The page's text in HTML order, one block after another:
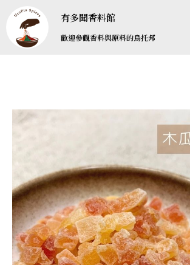
有多聞香料館
歡迎參觀香料與原料的烏托邦